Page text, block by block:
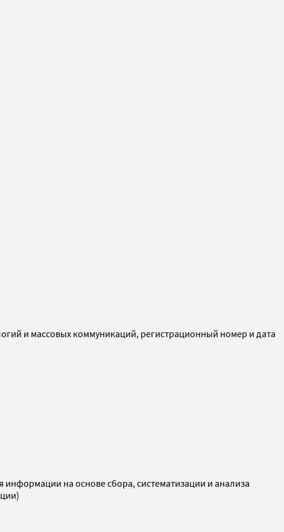
и массовых коммуникаций, регистрационный номер и дата
на основе сбора, систематизации и анализа